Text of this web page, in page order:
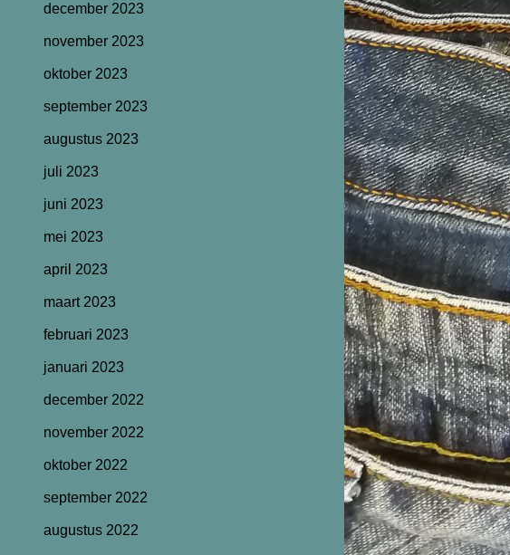
december 2023
november 2023
oktober 2023
september 2023
augustus 2023
juli 2023
juni 2023
mei 2023
april 2023
maart 2023
februari 2023
januari 2023
december 2022
november 2022
oktober 2022
september 2022
augustus 2022